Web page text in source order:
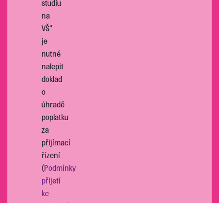
studiu
na
VŠ“
je
nutné
nalepit
doklad
o
úhradě
poplatku
za
přijímací
řízení
(Podmínky
přijetí
ke